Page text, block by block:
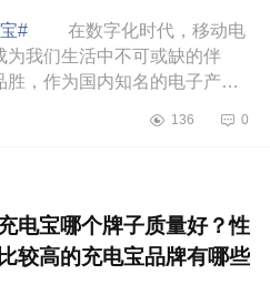
#
在数字化时代，移动电
为我们生活中不可或缺的伴
胜，作为国内知名的电子产品
性而广受好评。下面小编为大
136 0
电宝哪个牌子质量好？性
较高的充电宝品牌有哪些